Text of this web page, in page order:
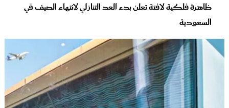
ظاهرة فلكية لافتة تعلن بدء العد التنازلي لانتهاء الصيف في
السعودية